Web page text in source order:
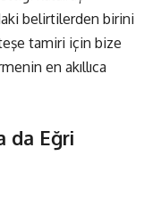
belirtilerden birini
tamiri için bize
en akıllıca
da Eğri